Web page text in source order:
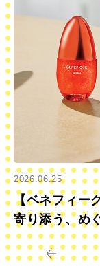
2026.06.25
【ベネフィー
寄り添う、め
きに